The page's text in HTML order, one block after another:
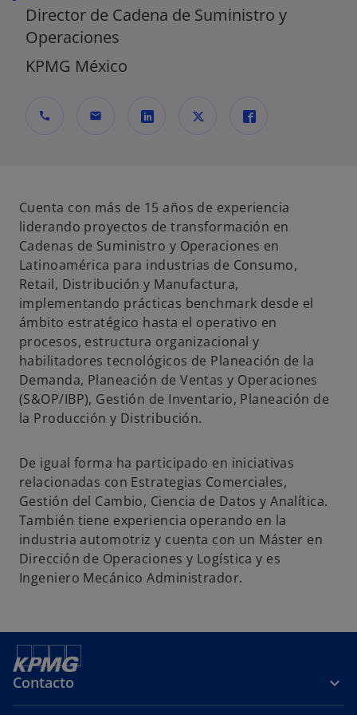
Director de Cadena de Suministro y
Operaciones
KPMG México
call mail
b
r
e
e
n
u
n
a
p
e
s
t
a
n
e
b
r
e
e
n
u
n
a
p
e
s
t
a
n
b
r
e
e
n
u
n
a
p
e
s
ñ
n
v
Cuenta con más de 15 años de experiencia
liderando proyectos de transformación en
Cadenas de Suministro y Operaciones en
Latinoamérica para industrias de Consumo,
Retail, Distribución y Manufactura,
implementando prácticas benchmark desde el
ámbito estratégico hasta el operativo en
procesos, estructura organizacional y
habilitadores tecnológicos de Planeación de la
Demanda, Planeación de Ventas y Operaciones
(S&OP/IBP), Gestión de Inventario, Planeación de
la Producción y Distribución.
De igual forma ha participado en iniciativas
relacionadas con Estrategias Comerciales,
Gestión del Cambio, Ciencia de Datos y Analítica.
También tiene experiencia operando en la
industria automotriz y cuenta con un Máster en
Dirección de Operaciones y Logística y es
Ingeniero Mecánico Administrador.
Contacto